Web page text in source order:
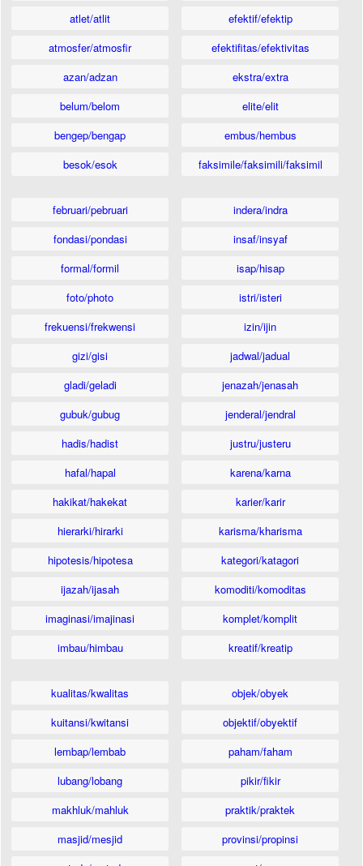
atlet/atlit
atmosfer/atmosfir
azan/adzan
belum/belom
bengep/bengap
besok/esok
efektif/efektip
efektifitas/efektivitas
ekstra/extra
elite/elit
embus/hembus
faksimile/faksimili/faksimil
februari/pebruari
fondasi/pondasi
formal/formil
foto/photo
frekuensi/frekwensi
gizi/gisi
gladi/geladi
gubuk/gubug
hadis/hadist
hafal/hapal
hakikat/hakekat
hierarki/hirarki
hipotesis/hipotesa
ijazah/ijasah
imaginasi/imajinasi
imbau/himbau
indera/indra
insaf/insyaf
isap/hisap
istri/isteri
izin/ijin
jadwal/jadual
jenazah/jenasah
jenderal/jendral
justru/justeru
karena/karna
karier/karir
karisma/kharisma
kategori/katagori
komoditi/komoditas
komplet/komplit
kreatif/kreatip
kualitas/kwalitas
kuitansi/kwitansi
lembap/lembab
lubang/lobang
makhluk/mahluk
masjid/mesjid
objek/obyek
objektif/obyektif
paham/faham
pikir/fikir
praktik/praktek
provinsi/propinsi